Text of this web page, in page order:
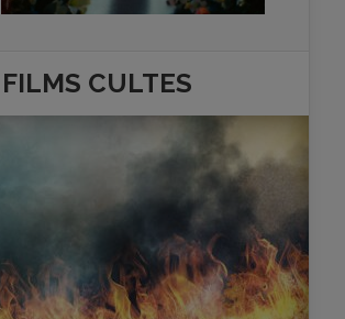
FILMS CULTES